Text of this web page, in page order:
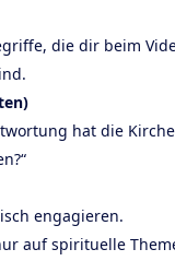
die dir beim
hat die
engagieren.
auf spirituelle